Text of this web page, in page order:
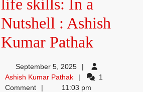
life skills: In a
Nutshell : Ashish
Kumar PathakSelf
esteem
based
September 5, 2025
Ashish Kumar PathakAshish
Kumar
1
Comment
11:03 pm